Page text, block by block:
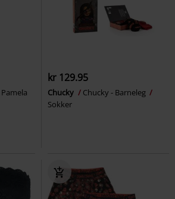
Pamela
kr 129.95
Chucky
Chucky - Barneleg
Sokker